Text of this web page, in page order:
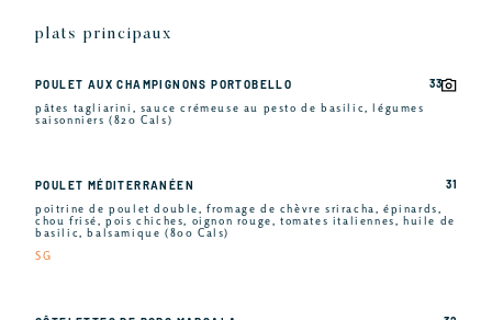
plats principaux
POULET AUX CHAMPIGNONS PORTOBELLO
pâtes tagliarini, sauce crémeuse au pesto de basilic, légumes
saisonniers (820 Cals)
33
POULET MÉDITERRANÉEN
poitrine de poulet double, fromage de chèvre sriracha, épinards,
chou frisé, pois chiches, oignon rouge, tomates italiennes, huile de
basilic, balsamique (800 Cals)
SG
31